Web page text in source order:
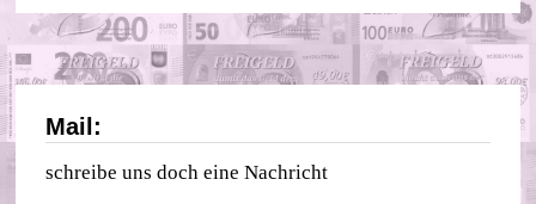
Mail:
schreibe uns doch eine Nachricht